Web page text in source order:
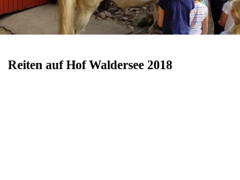
Reiten auf Hof